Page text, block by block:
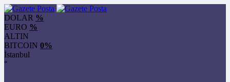
DOLAR %
EURO %
ALTIN
BITCOIN 0%
İstanbul
°